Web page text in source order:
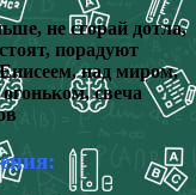
не сгорай дотла,
порадуют
над миром,
свеча